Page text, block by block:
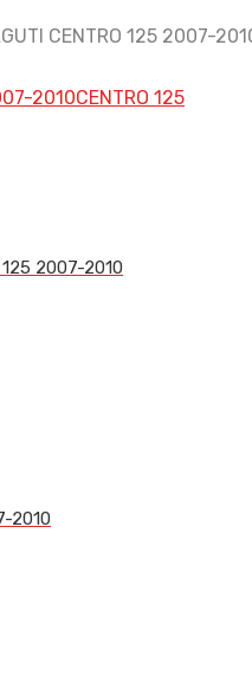
CENTRO 125 2007-
2010CENTRO 125
125 2007-2010
2010